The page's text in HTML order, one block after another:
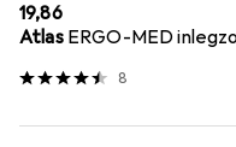
EUR
19,86
Atlas ERGO-MED
8